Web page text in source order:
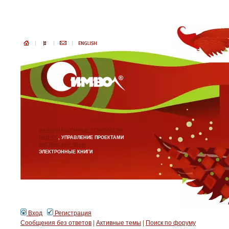
ИНФОРМАЦИОННЫЕ ТЕХНОЛОГИИ
БИЗНЕС, УПРАВЛЕНИЕ ПРОЕКТАМИ
АНГЛИЙСКИЙ ЯЗЫК
ЭЛЕКТРОННЫЕ КНИГИ
Вход
Регистрация
Сообщения без ответов
Активные темы Поиск по форуму